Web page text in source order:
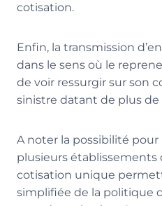
cotisation.
Enfin, la transmission
dans le sens où le
de voir ressurgir sur son
sinistre datant de plus de
A noter la possibilité
plusieurs établissements
cotisation unique
simplifiée de la politique